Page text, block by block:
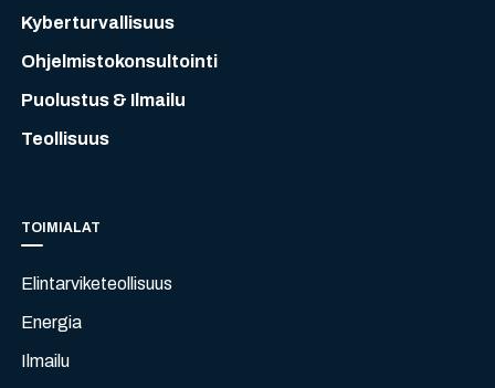
Kyberturvallisuus
Ohjelmistokonsultointi
Puolustus & Ilmailu
Teollisuus
TOIMIALAT
Elintarviketeollisuus
Energia
Ilmailu